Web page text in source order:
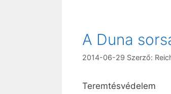
A Duna
2014-06-29 Szerző:
Teremtésvédelem